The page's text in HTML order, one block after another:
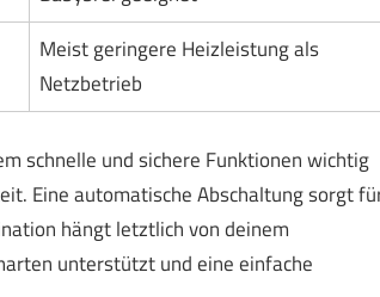
Meist geringere Heizleistung als
Netzbetrieb
schnelle und sichere Funktionen wichtig
Eine automatische Abschaltung sorgt
hängt letztlich von deinem
unterstützt und eine einfache